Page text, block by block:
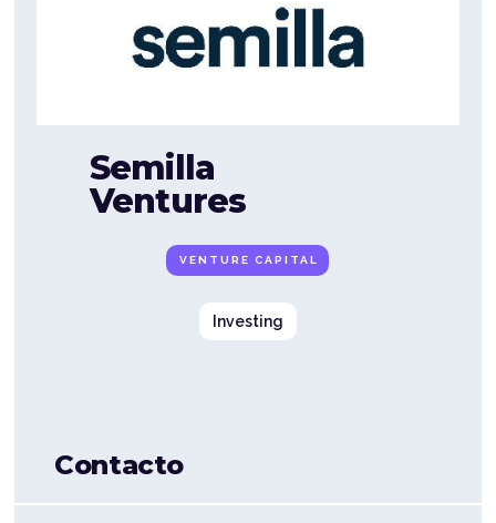
Semilla
Ventures
VENTURE CAPITAL
Investing
Contacto